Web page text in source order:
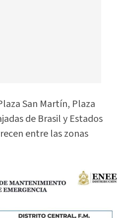
San Martín, Plaza
de Brasil y Estados
entre las zonas